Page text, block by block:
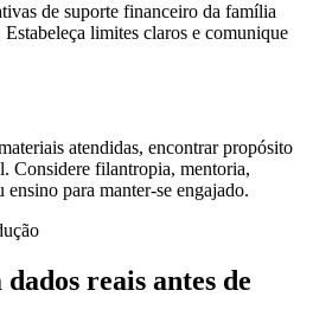
de suporte financeiro da família
Estabeleça limites claros e comunique
atendidas, encontrar propósito
Considere filantropia, mentoria,
para manter-se engajado.
reais antes de